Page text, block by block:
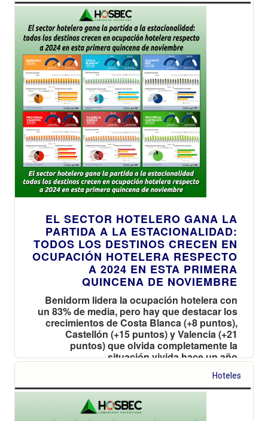
EL SECTOR HOTELERO GANA LA
PARTIDA A LA ESTACIONALIDAD:
TODOS LOS DESTINOS CRECEN EN
OCUPACIÓN HOTELERA RESPECTO
A 2024 EN ESTA PRIMERA
QUINCENA DE NOVIEMBRE
Benidorm lidera la ocupación hotelera con
un 83% de media, pero hay que destacar los
crecimientos de Costa Blanca (+8 puntos),
Castellón (+15 puntos) y Valencia (+21
puntos) que olvida completamente la
situación vivida hace un año
Hoteles